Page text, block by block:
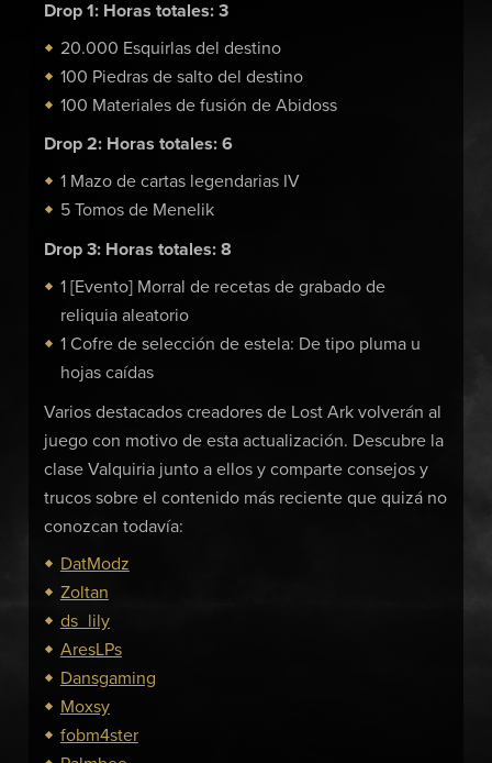
Drop 1: Horas totales: 3
20.000 Esquirlas del destino
100 Piedras de salto del destino
100 Materiales de fusión de Abidoss
Drop 2: Horas totales: 6
1 Mazo de cartas legendarias IV
5 Tomos de Menelik
Drop 3: Horas totales: 8
1 [Evento] Morral de recetas de grabado de
reliquia aleatorio
1 Cofre de selección de estela: De tipo pluma u
hojas caídas
Varios destacados creadores de Lost Ark volverán al
juego con motivo de esta actualización. Descubre la
clase Valquiria junto a ellos y comparte consejos y
trucos sobre el contenido más reciente que quizá no
conozcan todavía:
DatModz
Zoltan
ds_lily
AresLPs
Dansgaming
Moxsy
fobm4ster